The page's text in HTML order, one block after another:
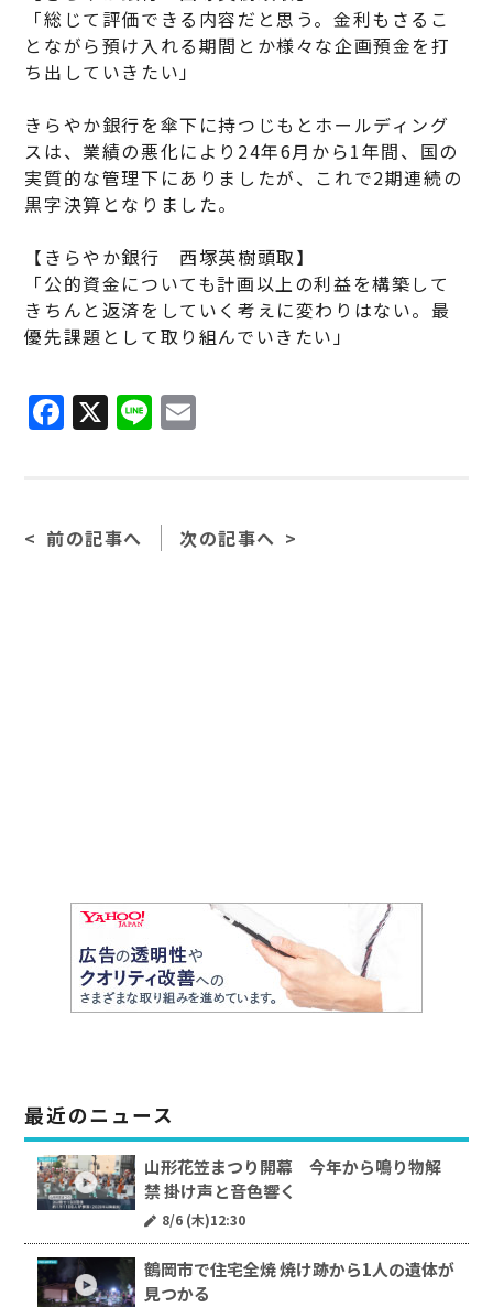
「総じて評価できる内容だと思う。金利もさるこ
とながら預け入れる期間とか様々な企画預金を打
ち出していきたい」
きらやか銀行を傘下に持つじもとホールディング
スは、業績の悪化により24年6月から1年間、国の
実質的な管理下にありましたが、これで2期連続の
黒字決算となりました。
【きらやか銀行 西塚英樹頭取】
「公的資金についても計画以上の利益を構築して
きちんと返済をしていく考えに変わりはない。最
優先課題として取り組んでいきたい」
F
a
b
X Li
n
前の記事へ 次の記事へ
最近のニュース
山形花笠まつり開幕 今年から鳴り物解
禁 掛け声と音色響く
8/6 (木)12:30
鶴岡市で住宅全焼 焼け跡から1人の遺体が
見つかる